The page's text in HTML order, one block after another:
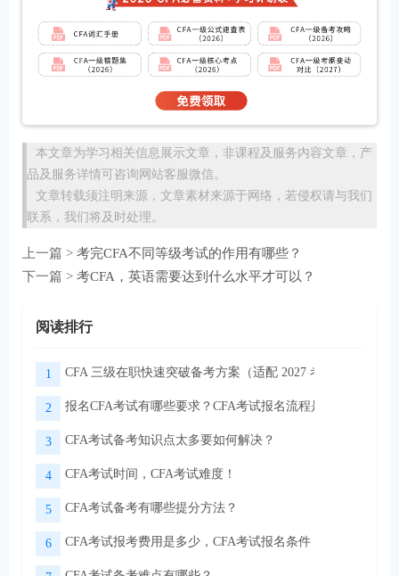
本文章为学习相关信息展示文章，非课程及服务内容文章，产
品及服务详情可咨询网站客服微信。
文章转载须注明来源，文章素材来源于网络，若侵权请与我们
联系，我们将及时处理。
上一篇 > 考完CFA不同等级考试的作用有哪些？
下一篇 > 考CFA，英语需要达到什么水平才可以？
阅读排行
1 CFA 三级在职快速突破备考方案（适配 2027 考季）
2 报名CFA考试有哪些要求？CFA考试报名流程是怎样的？
3 CFA考试备考知识点太多要如何解决？
4 CFA考试时间，CFA考试难度！
5 CFA考试备考有哪些提分方法？
6 CFA考试报考费用是多少，CFA考试报名条件！